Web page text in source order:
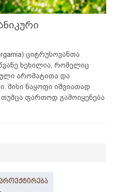
ციტრუსოვანთა
ხეხილია, რომელიც
არომატითა და
მისი ნაყოფი იშვიათად
ფართოდ გამოიყენება